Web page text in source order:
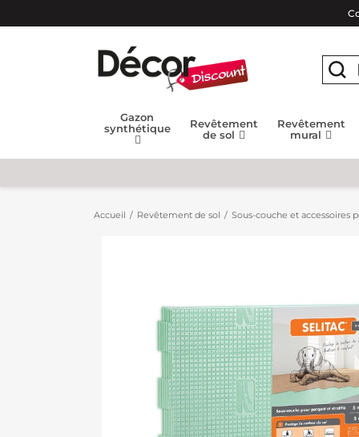
Gazon
synthétique
Revêtement
de sol
Revêtement
mural
Accueil Revêtement de sol Sous-couche et accessoires